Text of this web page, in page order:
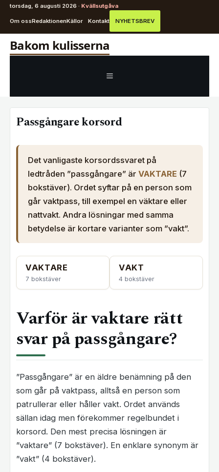
torsdag, 6 augusti 2026 · Kvällsutgåva
Om ossRedaktionenKällor Kontakt NYHETSBREV
HoppaBakom kulisserna
MENY
Passgångare korsord
Det vanligaste korsordssvaret på
ledtråden ”passgångare” är VAKTARE (7
bokstäver). Ordet syftar på en person som
går vaktpass, till exempel en väktare eller
nattvakt. Andra lösningar med samma
betydelse är kortare varianter som ”vakt”.
VAKTARE
7 bokstäver
VAKT
4 bokstäver
Varför är vaktare rätt
svar på passgångare?
”Passgångare” är en äldre benämning på den
som går på vaktpass, alltså en person som
patrullerar eller håller vakt. Ordet används
sällan idag men förekommer regelbundet i
korsord. Den mest precisa lösningen är
”vaktare” (7 bokstäver). En enklare synonym är
”vakt” (4 bokstäver).